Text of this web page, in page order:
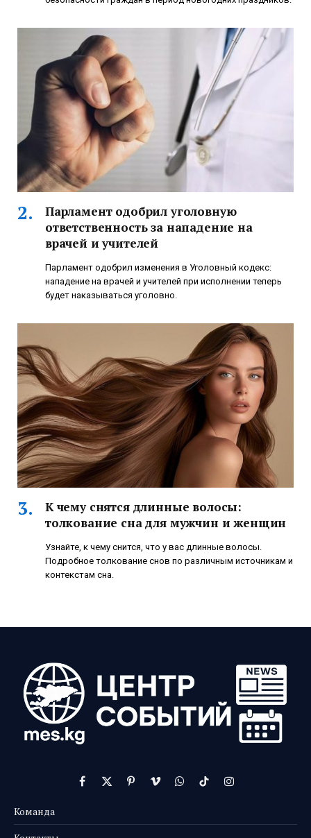
Парламент одобрил уголовную
ответственность за нападение на
врачей и учителей
Парламент одобрил изменения в Уголовный кодекс:
нападение на врачей и учителей при исполнении теперь
будет наказываться уголовно.
К чему снятся длинные волосы:
толкование сна для мужчин и женщин
Узнайте, к чему снится, что у вас длинные волосы.
Подробное толкование снов по различным источникам и
контекстам сна.
Facebook
X
PinterestVimeoWhatsApp
TikTokInstagram
Команда